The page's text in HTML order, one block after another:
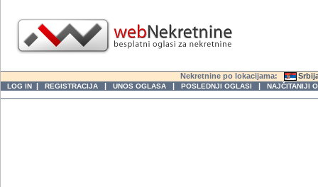
Nekretnine po lokacijama:
LOG IN | REGISTRACIJA | UNOS OGLASA | POSLEDNJI OGLASI | NAJČITANIJI